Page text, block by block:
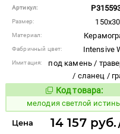
Артикул:
Размер:
Материал:
Фабричный цвет: Intensive
Имитация:
под камень /
/ сланец /
Код
963536 Код товара:
мелодия светлой
Цена 14 157